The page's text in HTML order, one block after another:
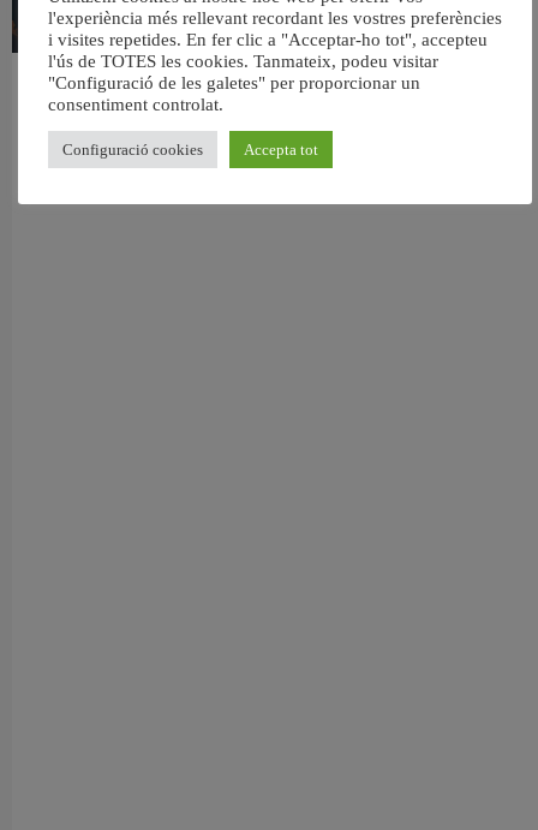
València reforça la neteja de les platges per a l’eclipsi solar del 12 d’agost
l'experiència més rellevant recordant les vostres preferències
i visites repetides. En fer clic a "Acceptar-ho tot", accepteu
l'ús de TOTES les cookies. Tanmateix, podeu visitar
"Configuració de les galetes" per proporcionar un
consentiment controlat.
Configuració cookies Accepta tot